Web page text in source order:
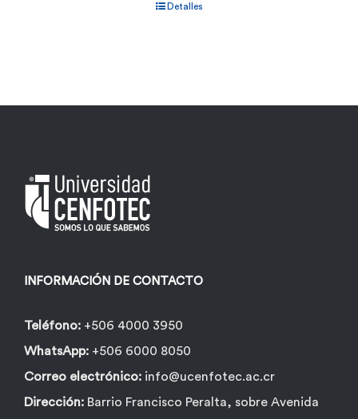
Detalles
INFORMACIÓN DE CONTACTO
Teléfono: +506 4000 3950
WhatsApp: +506 6000 8050
Correo electrónico: info@ucenfotec.ac.cr
Dirección: Barrio Francisco Peralta, sobre Avenida